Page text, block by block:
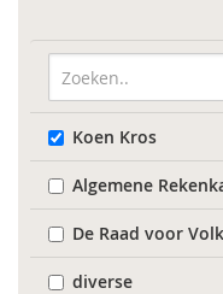
Koen Kros
Algemene
De Raad voor
diverse